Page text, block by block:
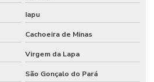
Iapu
Cachoeira de Minas
Virgem da Lapa
São Gonçalo do Pará